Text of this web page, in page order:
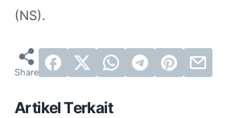
(NS).
Artikel Terkait